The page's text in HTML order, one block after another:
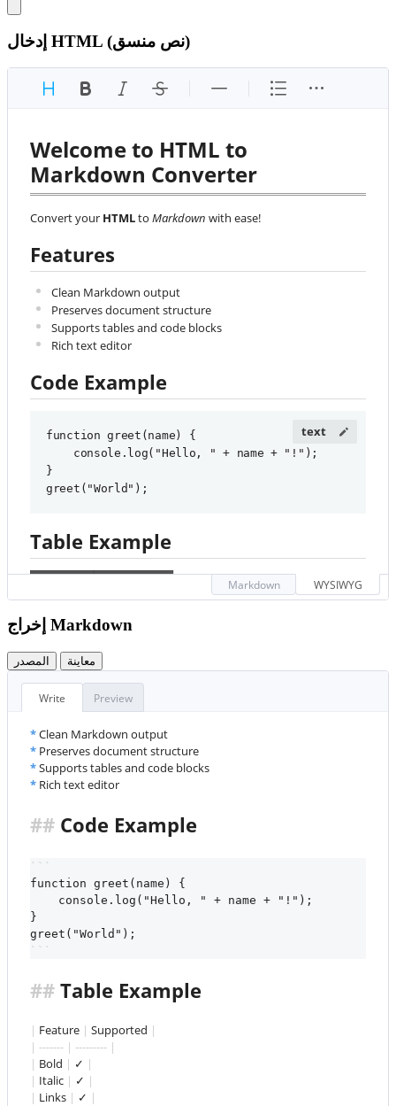
إدخال HTML (نص منسق)
Welcome to HTML to
Markdown Converter
Convert your HTML to Markdown with ease!
Features
Clean Markdown output
Preserves document structure
Supports tables and code blocks
Rich text editor
Code Example
function greet(name) {
    console.log("Hello, " + name + "!");
}
greet("World");
Table Example
Bold ✓
Italic ✓
Links ✓
This is a blockquote. HTML makes web pages dynamic!
Visit GitHub
Markdown WYSIWYG
إخراج Markdown
المصدر معاينة
Write Preview
# Welcome to HTML to
Markdown Converter
Convert your
## Features
*Clean Markdown output
* Preserves document structure
*Supports tables and code blocks
* Rich text editor
## Code Example
```
function greet(name) {
    console.log("Hello, " + name + "!");
}
greet("World");
```
## Table Example
| Feature | Supported |
| ------- | --------- |
| Bold | ✓ |
| Italic | ✓ |
| Links | ✓ |